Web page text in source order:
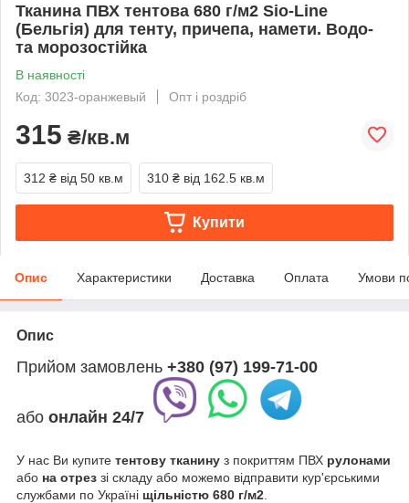
Тканина ПВХ тентова 680 г/м2 Sio-Line
(Бельгія) для тенту, причепа, намети. Водо-
та морозостійка
В наявності
Код: 3023-оранжевый
Опт і роздріб
315 ₴/кв.м
312 ₴ від 50 кв.м 310 ₴ від 162.5 кв.м
Купити
Опис Характеристики Доставка Оплата Умови
Опис
Прийом замовлень +380 (97) 199-71-00
або онлайн 24/7
У нас Ви купите тентову тканину з покриттям ПВХ рулонами
або на отрез зі складу або можемо відправити кур'єрськими
службами по Україні щільністю 680 г/м2